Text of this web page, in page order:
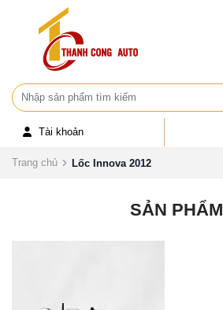
Tài khoản
Trang chủ Lốc Innova 2012
SẢN PHẨM